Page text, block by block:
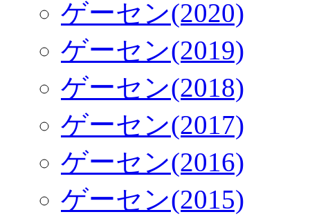
ゲーセン(2020)
ゲーセン(2019)
ゲーセン(2018)
ゲーセン(2017)
ゲーセン(2016)
ゲーセン(2015)